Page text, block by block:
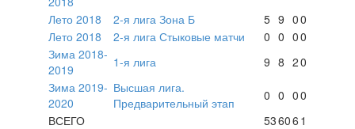
Лето 2018
2-я лига Зона Б 5 9 00
Лето 2018
2-я лига Стыковые матчи 0 0 00
Зима 2018-
2019
1-я лига 9 8 20
Зима 2019-
2020
Высшая лига.
Предварительный этап
0 0 00
ВСЕГО
53606 1